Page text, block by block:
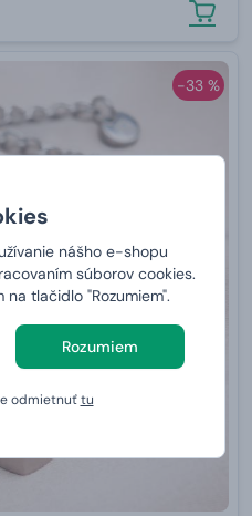
nášho e-shopu
súborov cookies.
tlačidlo "Rozumiem".
Rozumiem
odmietnuťtu
-33 %